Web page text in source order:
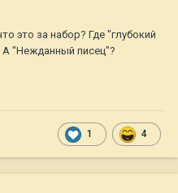
это за набор? Где "глубокий
А "Нежданный писец"?
1 4